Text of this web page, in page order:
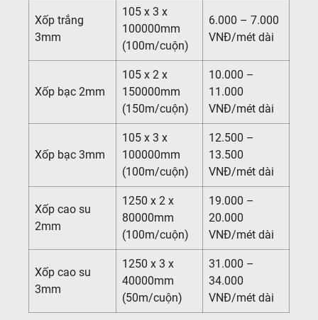
Xốp trắng
3mm
105 x 3 x
100000mm
(100m/cuộn)
6.000 – 7.000
VNĐ/mét dài
Xốp bạc 2mm
105 x 2 x
150000mm
(150m/cuộn)
10.000 –
11.000
VNĐ/mét dài
Xốp bạc 3mm
105 x 3 x
100000mm
(100m/cuộn)
12.500 –
13.500
VNĐ/mét dài
Xốp cao su
2mm
1250 x 2 x
80000mm
(100m/cuộn)
19.000 –
20.000
VNĐ/mét dài
Xốp cao su
3mm
1250 x 3 x
40000mm
(50m/cuộn)
31.000 –
34.000
VNĐ/mét dài